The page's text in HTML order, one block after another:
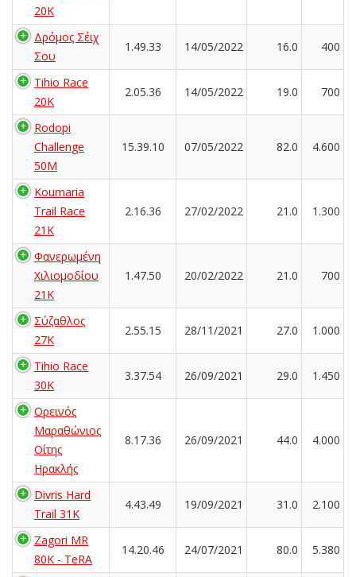
20K
Δρόμος Σέιχ
Σου
1.49.33 14/05/2022 16.0 400
Tihio Race
20K
2.05.36 14/05/2022 19.0 700
Rodopi
Challenge
50M
15.39.10 07/05/2022 82.0 4.600
Koumaria
Trail Race
21K
2.16.36 27/02/2022 21.0 1.300
Φανερωμένη
Χιλιομοδίου
21Κ
1.47.50 20/02/2022 21.0 700
Σύζαθλος
27Κ
2.55.15 28/11/2021 27.0 1.000
Tihio Race
30K
3.37.54 26/09/2021 29.0 1.450
Ορεινός
Μαραθώνιος
Οίτης
Ηρακλής
8.17.36 26/09/2021 44.0 4.000
Divris Hard
Trail 31K
4.43.49 19/09/2021 31.0 2.100
Zagori MR
80K - TeRA
14.20.46 24/07/2021 80.0 5.380